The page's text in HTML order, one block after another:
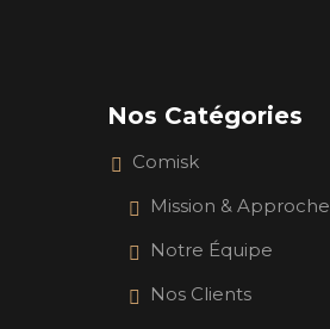
Nos Catégories
Comisk
Mission & Approche
Notre Équipe
Nos Clients